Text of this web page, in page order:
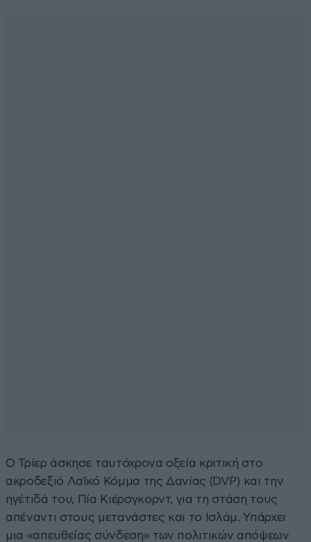
Ο Τρίερ άσκησε ταυτόχρονα οξεία κριτική στο
ακροδεξιό Λαϊκό Κόμμα της Δανίας (DVP) και την
ηγέτιδά του, Πία Κιέρσγκορντ, για τη στάση τους
απέναντι στους μετανάστες και το Ισλάμ. Υπάρχει
μια «απευθείας σύνδεση» των πολιτικών απόψεων